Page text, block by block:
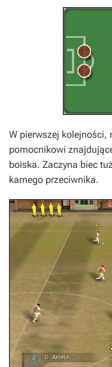
W pierwszej kolejności,
pomocnikowi
boiska. Zaczyna biec
karnego przeciwnika.